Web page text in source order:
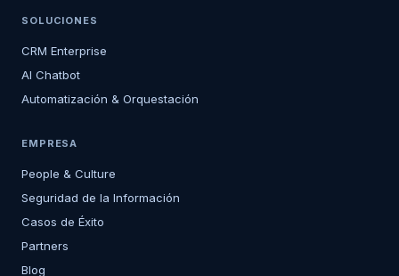
SOLUCIONES
CRM Enterprise
AI Chatbot
Automatización & Orquestación
EMPRESA
People & Culture
Seguridad de la Información
Casos de Éxito
Partners
Blog